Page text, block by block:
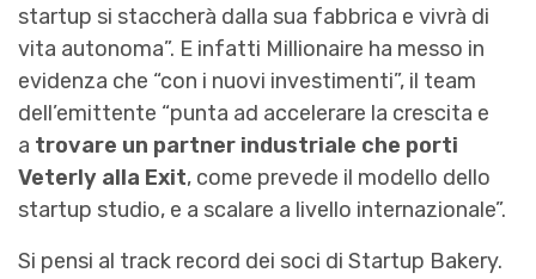
startup si staccherà dalla sua fabbrica e vivrà di
vita autonoma”. E infatti Millionaire ha messo in
evidenza che “con i nuovi investimenti”, il team
dell’emittente “punta ad accelerare la crescita e
a trovare un partner industriale che porti
Veterly alla Exit, come prevede il modello dello
startup studio, e a scalare a livello internazionale”.
Si pensi al track record dei soci di Startup Bakery.